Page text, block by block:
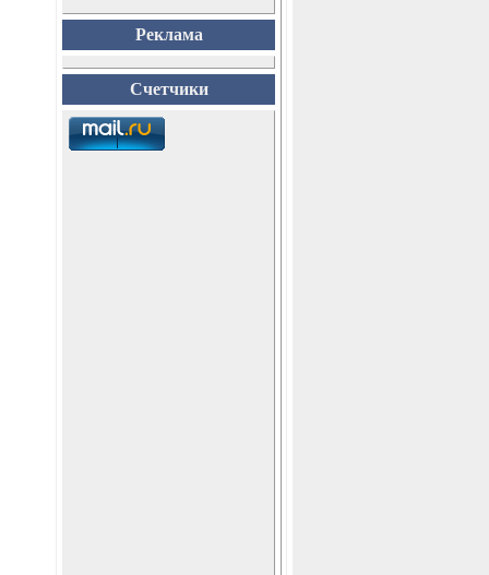
Реклама
Счетчики